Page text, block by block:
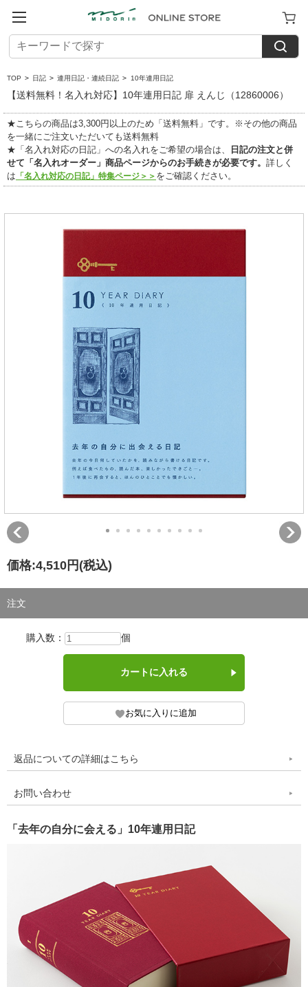
TOP > 日記 > 連用日記・連続日記 > 10年連用日記
【送料無料！名入れ対応】10年連用日記 扉 えんじ（12860006）
★こちらの商品は3,300円以上のため「送料無料」です。※その他の商品
を一緒にご注文いただいても送料無料
★「名入れ対応の日記」への名入れをご希望の場合は、
日記の注文と併
せて「名入れオーダー」商品ページからのお手続きが必要です。 詳しく
は 「名入れ対応の日記」特集ページ＞＞ をご確認ください。
価格:4,510円 (税込)
注文
購入数： 個
返品についての詳細はこちら
お問い合わせ
「去年の自分に会える」10年連用日記